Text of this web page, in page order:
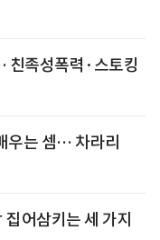
친족성폭력·스토킹
우는 셈… 차라리
어삼키는 세 가지